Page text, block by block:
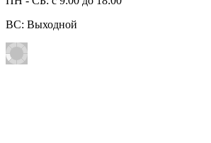
ВС: Выходной